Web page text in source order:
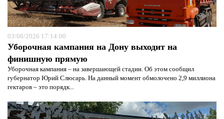
03/08/2026 17:14:00
Уборочная кампания на Дону выходит на
финишную прямую
Уборочная кампания – на завершающей стадии. Об этом сообщил
губернатор Юрий Слюсарь. На данный момент обмолочено 2,9 миллиона
гектаров – это порядк...